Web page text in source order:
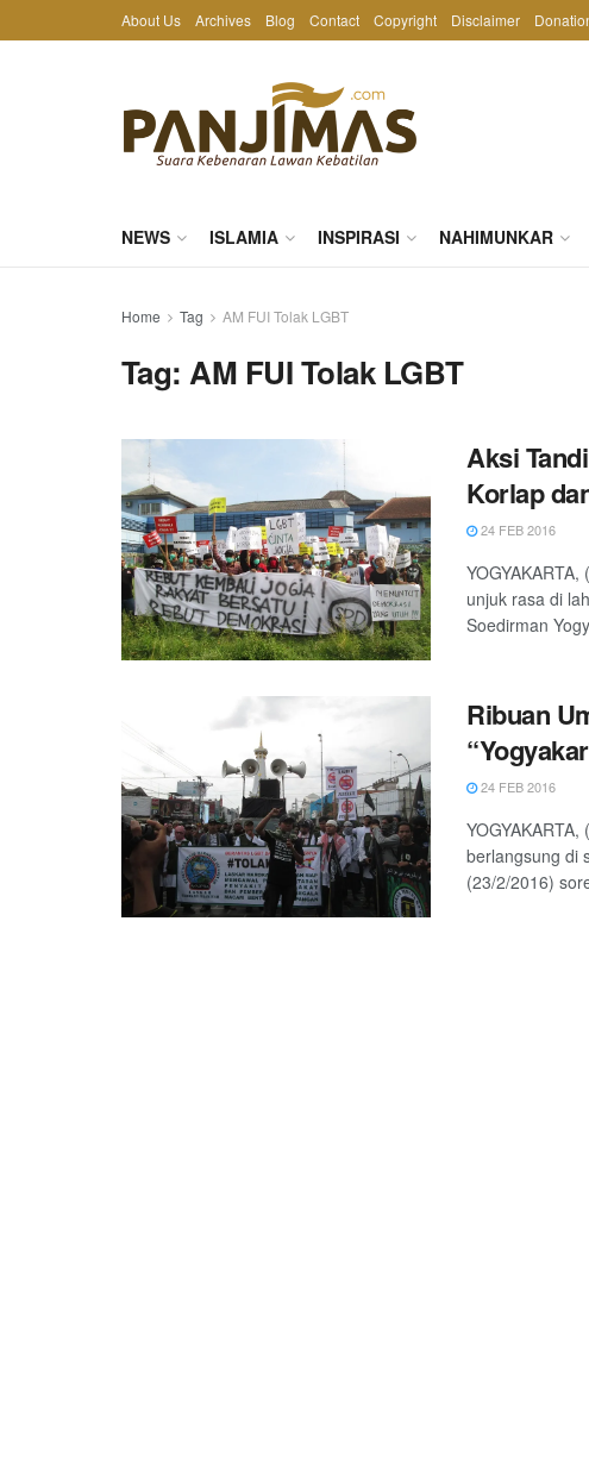
About Us Archives Blog Contact Copyright Disclaimer
NEWS ISLAMIA INSPIRASI NAHIMUNKAR
Home Tag AM FUI Tolak LGBT
Tag:AM FUI Tolak LGBT
Aksi
Korlap
24 FEB 2016
unjuk rasa di
Soedirman
Ribuan
24 FEB 2016
berlangsung di
(23/2/2016)